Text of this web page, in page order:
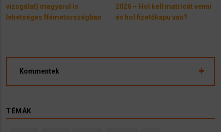
vizsgálat) magyarul is
lehetséges Németországban
2026 – Hol kell matricát venni
és hol fizetőkapu van?
Kommentek
TÉMÁK